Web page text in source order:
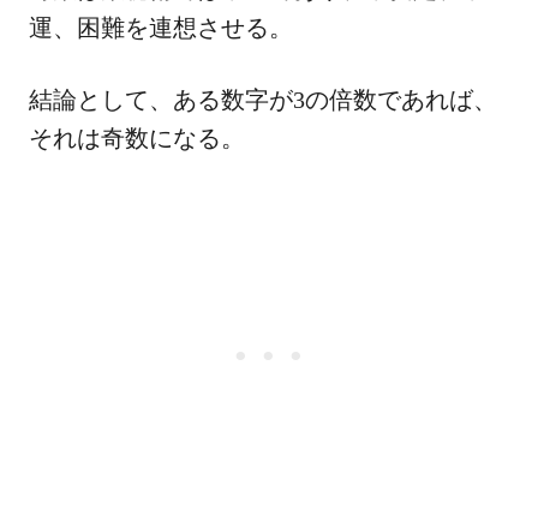
運、困難を連想させる。
結論として、ある数字が3の倍数であれば、
それは奇数になる。